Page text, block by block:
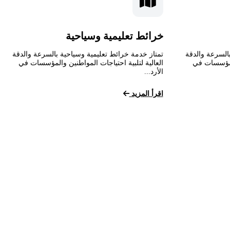
والدقة
في
خرائط تعليمية وسياحية
تمتاز خدمة خرائط تعليمية وسياحية بالسرعة والدقة
العالية لتلبية احتياجات المواطنين والمؤسسات في
الأرد...
اقرأ المزيد